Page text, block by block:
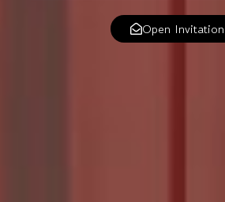
Open Invitation